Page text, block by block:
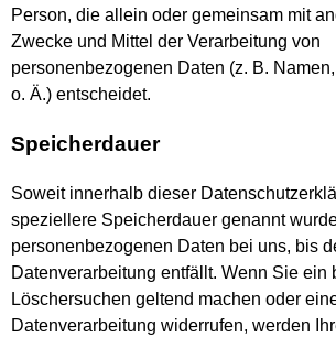
Person, die allein oder gemeinsam mit
Zwecke und Mittel der Verarbeitung von
personenbezogenen Daten (z. B.
o. Ä.) entscheidet.
Speicherdauer
Soweit innerhalb dieser
speziellere Speicherdauer genannt
personenbezogenen Daten bei uns, bis
Datenverarbeitung entfällt. Wenn Sie ein
Löschersuchen geltend machen oder
Datenverarbeitung widerrufen, werden